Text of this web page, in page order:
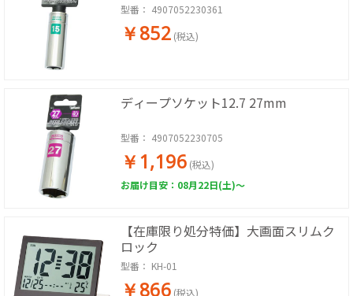
型番： 4907052230361
￥852 (税込)
ディープソケット12.7 27mm
型番： 4907052230705
￥1,196 (税込)
お届け目安：08月22日(土)～
【在庫限り処分特価】大画面スリムク
ロック
型番： KH-01
￥866 (税込)